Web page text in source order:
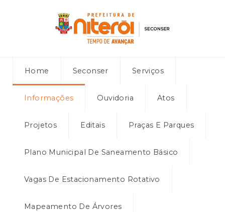
Home Seconser Serviços
Informações Ouvidoria Atos
Projetos Editais Praças E Parques
Plano Municipal De Saneamento Básico
Vagas De Estacionamento Rotativo
Mapeamento De Árvores